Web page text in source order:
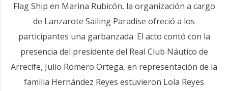
Flag Ship en Marina Rubicón, la organización a cargo
de Lanzarote Sailing Paradise ofreció a los
participantes una garbanzada. El acto contó con la
presencia del presidente del Real Club Náutico de
Arrecife, Julio Romero Ortega, en representación de la
familia Hernández Reyes estuvieron Lola Reyes